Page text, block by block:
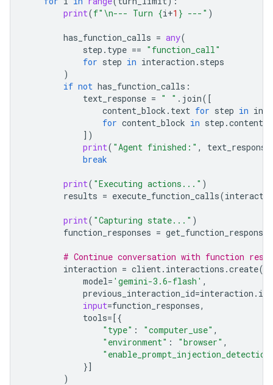
print(f" \n--- Turn {i+1 } ---" )
has_function_calls = any(
step . type == "function_call"
for step in interaction . steps
)
if not has_function_calls :
text_response = " " . join([
content_block . text for step in
for content_block in step .content
])
print( "Agent finished:" , text_response
break
print( "Executing actions..." )
results = execute_function_calls(
print( "Capturing state..." )
function_responses = get_function_responses
# Continue conversation with function
interaction = client. interactions .create(
model= 'gemini-3.6-flash' ,
previous_interaction_id=interaction . id
input=function_responses,
tools=[{
"type" : "computer_use" ,
"environment" : "browser" ,
}]
)